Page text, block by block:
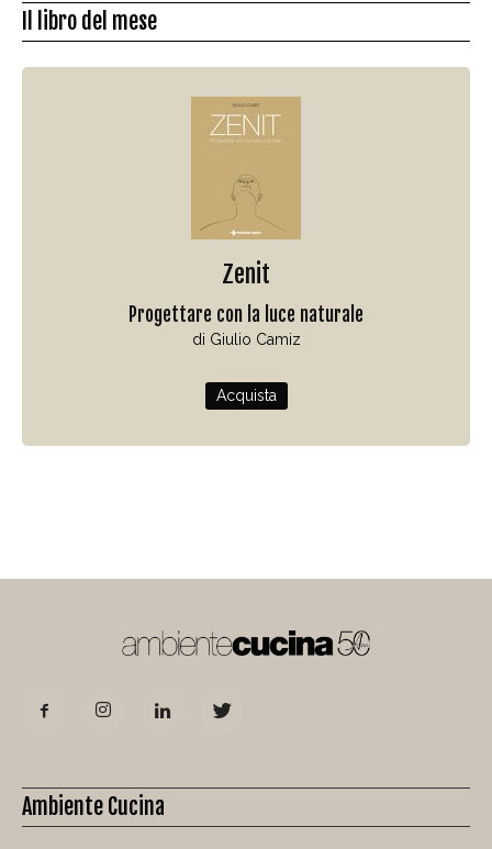
Il libro del mese
Zenit
Progettare con la luce naturale
di Giulio Camiz
Acquista
Ambiente Cucina